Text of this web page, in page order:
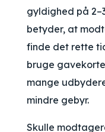
gyldighed på
betyder, at
finde det rette
bruge
mange
mindre gebyr.
Skulle